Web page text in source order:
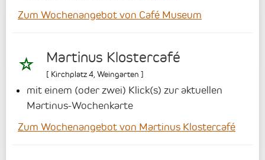
Zum Wochenangebot von Café Museum
Martinus Klostercafé
[ Kirchplatz 4 Weingarten ]
mit einem (oder zwei) Klick(s) zur aktuellen
Martinus-Wochenkarte
Zum Wochenangebot von Martinus Klostercafé